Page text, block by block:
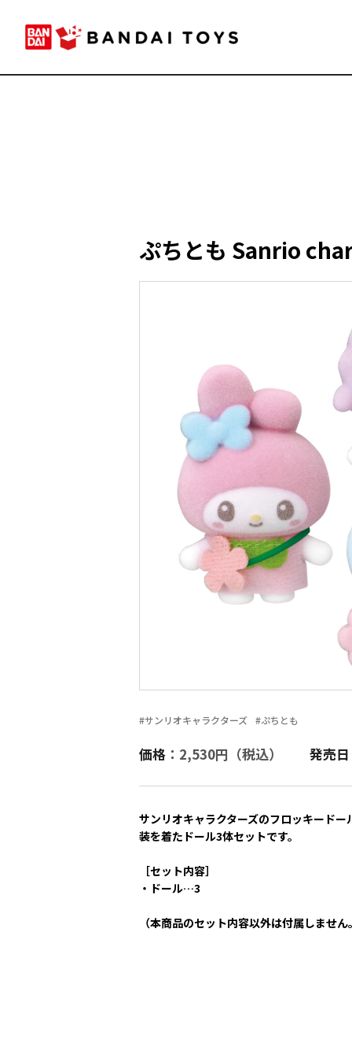
ぷちとも Sanrio
#サンリオキャラクターズ #ぷちとも
価格 ：2,530円（税込） 発売日
サンリオキャラクターズのフロッキード
装を着たドール3体セットです。
［セット内容］
・ドール…3
（本商品のセット内容以外は付属しません